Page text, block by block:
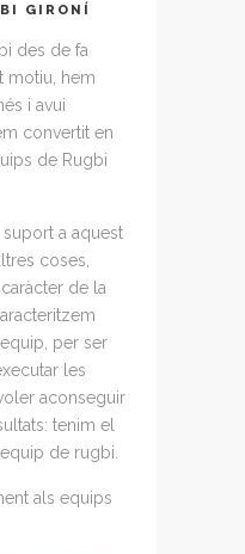
GIRONÍ
des de fa
motiu, hem
i avui
convertit en
de Rugbi
a aquest
coses,
de la
per ser
les
aconseguir
tenim el
de rugbi.
als equips